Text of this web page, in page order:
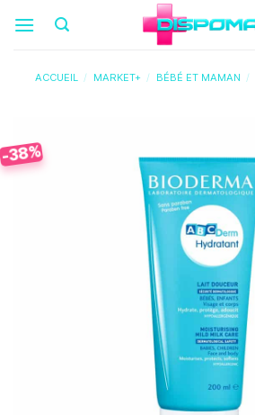
ACCUEIL / MARKET+ / BÉBÉ ET MAMAN /
-38%